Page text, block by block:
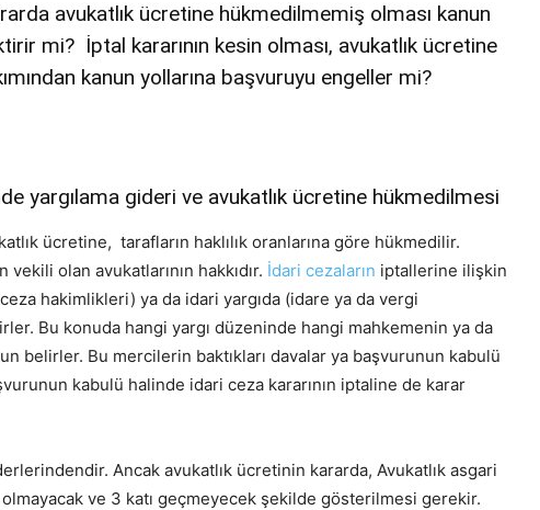
avukatlık ücretine hükmedilmemiş olması kanun
mi? İptal kararının kesin olması, avukatlık ücretine
kanun yollarına başvuruyu engeller mi?
yargılama gideri ve avukatlık ücretine hükmedilmesi
ücretine, tarafların haklılık oranlarına göre hükmedilir.
olan avukatlarının hakkıdır. İdari cezaların iptallerine ilişkin
hakimlikleri) ya da idari yargıda (idare ya da vergi
Bu konuda hangi yargı düzeninde hangi mahkemenin ya da
belirler. Bu mercilerin baktıkları davalar ya başvurunun kabulü
kabulü halinde idari ceza kararının iptaline de karar
Ancak avukatlık ücretinin kararda, Avukatlık asgari
ve 3 katı geçmeyecek şekilde gösterilmesi gerekir.